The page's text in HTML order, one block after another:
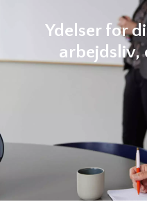
Ydelser for
arbejdsliv,